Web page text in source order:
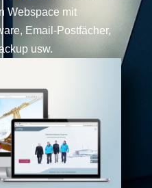
Webspace mit
Email-Postfächer,
usw.